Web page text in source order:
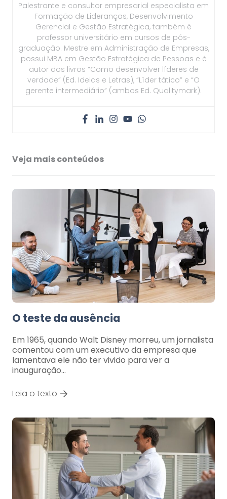
Palestrante e consultor empresarial especialista em
Formação de Lideranças, Desenvolvimento
Gerencial e Gestão Estratégica, também é
professor universitário em cursos de pós-
graduação. Mestre em Administração de Empresas,
possui MBA em Gestão Estratégica de Pessoas e é
autor dos livros “Como desenvolver líderes de
verdade” (Ed. Ideias e Letras), “Líder tático” e “O
gerente intermediário” (ambos Ed. Qualitymark).
Veja mais conteúdos
O teste da ausência
Em 1965, quando Walt Disney morreu, um jornalista
comentou com um executivo da empresa que
lamentava ele não ter vivido para ver a
inauguração…
Leia o texto